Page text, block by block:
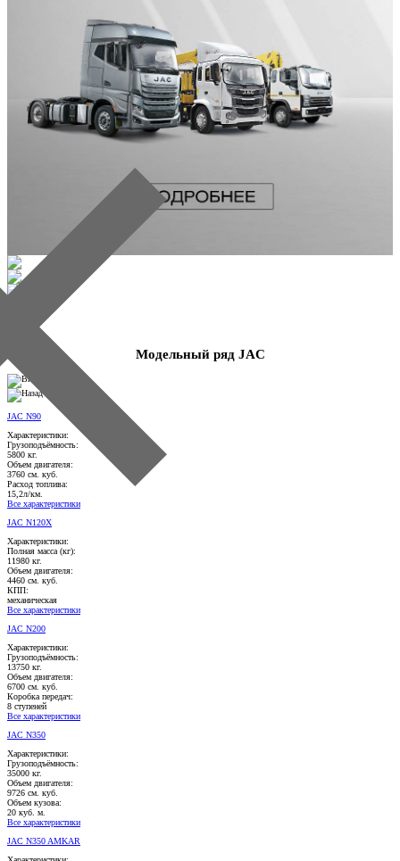
Модельный ряд JAC
JAC N90
Характеристики:
Грузоподъёмность:
5800 кг.
Объем двигателя:
3760 см. куб.
Расход топлива:
15,2л/км.
Все характеристики
JAC N120X
Характеристики:
Полная масса (кг):
11980 кг.
Объем двигателя:
4460 см. куб.
КПП:
механическая
Все характеристики
JAC N200
Характеристики:
Грузоподъёмность:
13750 кг.
Объем двигателя:
6700 см. куб.
Коробка передач:
8 ступеней
Все характеристики
JAC N350
Характеристики:
Грузоподъёмность:
35000 кг.
Объем двигателя:
9726 см. куб.
Объем кузова:
20 куб. м.
Все характеристики
JAC N350 AMKAR